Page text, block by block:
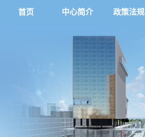
首页 中心简介 政策法规